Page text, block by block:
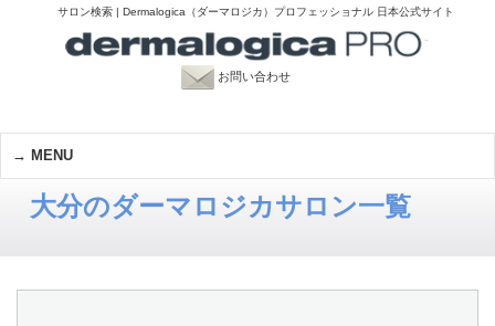
サロン検索 | Dermalogica（ダーマロジカ）プロフェッショナル 日本公式サイト
お問い合わせ
MENU
大分のダーマロジカサロン一覧